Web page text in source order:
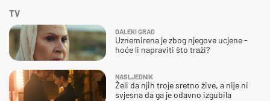
TV
DALEKI GRAD
Uznemirena je zbog njegove ucjene -
hoće li napraviti što traži?
NASLJEDNIK
Želi da njih troje sretno žive, a nije ni
svjesna da ga je odavno izgubila